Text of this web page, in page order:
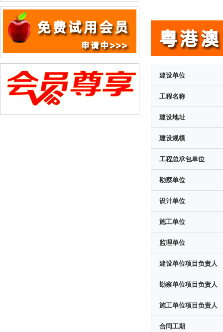
建设单位
工程名称
建设地址
建设规模
工程总承包单位
勘察单位
设计单位
施工单位
监理单位
建设单位项目负责人
勘察单位项目负责人
施工单位项目负责人
合同工期